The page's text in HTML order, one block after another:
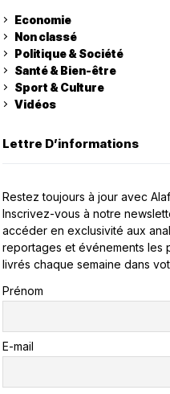
Economie
Non classé
Politique & Société
Santé & Bien-être
Sport & Culture
Vidéos
Lettre D’informations
Restez toujours à jour avec
Inscrivez-vous à notre
accéder en exclusivité aux
reportages et événements les
livrés chaque semaine dans
Prénom
E-mail